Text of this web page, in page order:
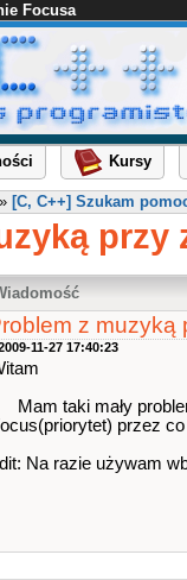
Focusa
Kursy
» [C, C++] Szukam
przy
z muzyką
11-27 17:40:23
Mam taki mały
przez
Na razie używam